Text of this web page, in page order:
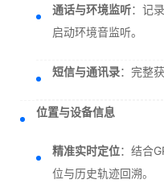
通话与环境监听：记
启动环境音监听。
短信与通讯录：完整
位置与设备信息
精准实时定位：结合
位与历史轨迹回溯。